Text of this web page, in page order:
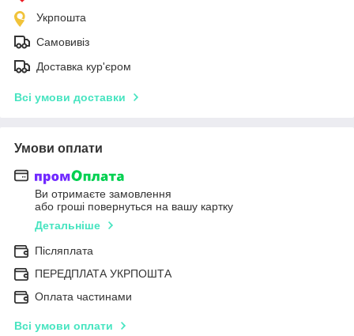
Укрпошта
Самовивіз
Доставка кур'єром
Всі умови доставки
Умови оплати
Ви отримаєте замовлення
або гроші повернуться на вашу картку
Детальніше
Післяплата
ПЕРЕДПЛАТА УКРПОШТА
Оплата частинами
Всі умови оплати